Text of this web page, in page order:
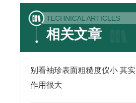
TECHNICAL ARTICLES
相关文章
别看袖珍表面粗糙度仪小 其实
作用很大